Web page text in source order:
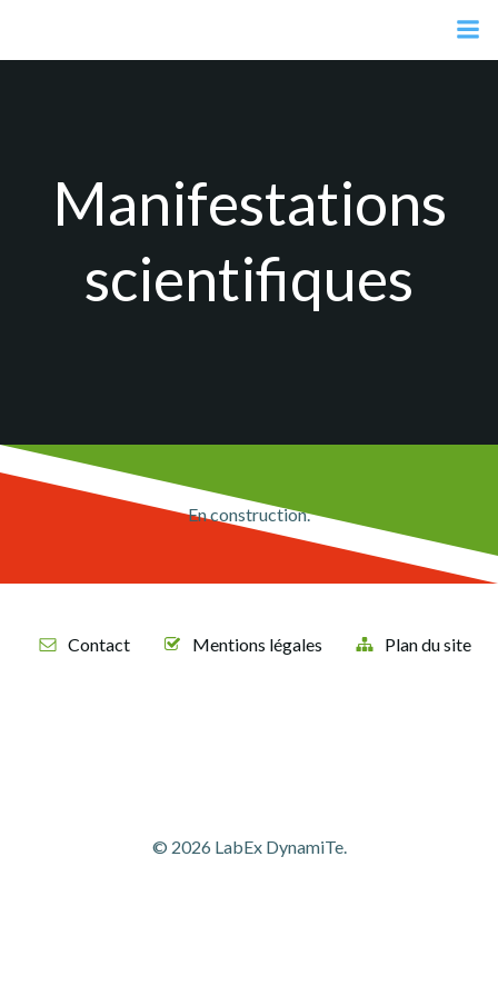
contenu
Manifestations
scientifiques
En construction.
Contact Mentions légales Plan du site
© 2026 LabEx DynamiTe.